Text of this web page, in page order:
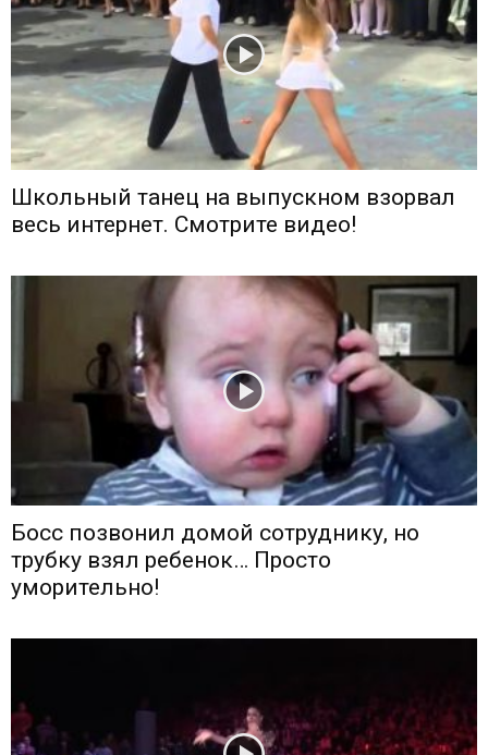
Школьный танец на выпускном взорвал
весь интернет. Смотрите видео!
Босс позвонил домой сотруднику, но
трубку взял ребенок… Просто
уморительно!